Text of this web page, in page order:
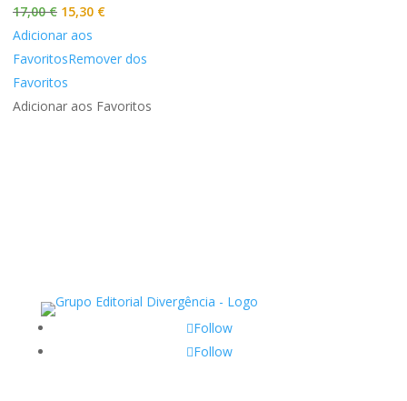
17,00€ O
preço
original
era:
17,00 €.
15,30 €O
atual
15,30 €.
Adicionar aos
FavoritosRemover dos
Favoritos
Adicionar aos Favoritos
Follow
Follow